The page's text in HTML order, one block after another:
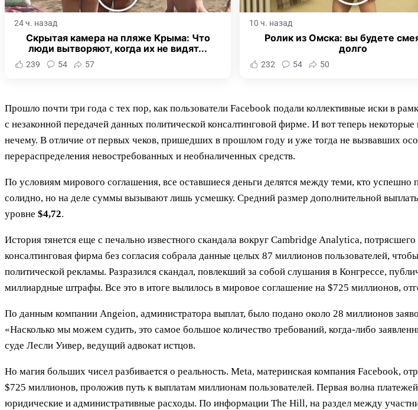
24 ч. назад
Скрытая камера на пляже Крыма: Что
люди вытворяют, когда их не видят...
239 54 57
10 ч. назад
Ролик из Омска: вы будете
долго
232 54 50
Прошло почти три года с тех пор, как пользователи Facebook подали коллективные иски в
с незаконной передачей данных политической консалтинговой фирме. И вот теперь
нечему. В отличие от первых чеков, пришедших в прошлом году и уже тогда не вызвавших
перераспределения невостребованных и необналиченных средств.
По условиям мирового соглашения, все оставшиеся деньги делятся между теми, кто
солидно, но на деле суммы вызывают лишь усмешку. Средний размер дополнительной
уровне $4,72.
История тянется еще с печально известного скандала вокруг Cambridge Analytica,
консалтинговая фирма без согласия собрала данные целых 87 миллионов пользователей,
политической рекламы. Разразился скандал, повлекший за собой слушания в Конгрессе,
миллиардные штрафы. Все это в итоге вылилось в мировое соглашение на $725 миллионов,
По данным компании Angeion, администратора выплат, было подано около 28 миллионов
«Насколько мы можем судить, это самое большое количество требований, когда-либо
суде Лесли Уивер, ведущий адвокат истцов.
Но магия больших чисел разбивается о реальность. Meta, материнская компания Facebook,
$725 миллионов, проложив путь к выплатам миллионам пользователей. Первая волна
юридические и административные расходы. По информации The Hill, на раздел между